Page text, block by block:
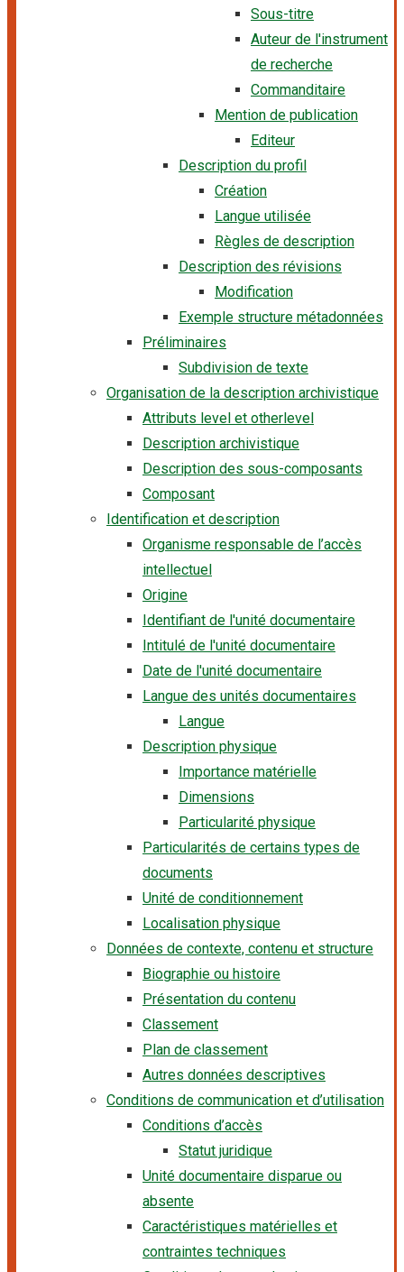
Sous-titre
Auteur de l'instrument
de recherche
Commanditaire
Mention de publication
Editeur
Description du profil
Création
Langue utilisée
Règles de description
Description des révisions
Modification
Exemple structure métadonnées
Préliminaires
Subdivision de texte
Organisation de la description archivistique
Attributs level et otherlevel
Description archivistique
Description des sous-composants
Composant
Identification et description
Organisme responsable de l’accès
intellectuel
Origine
Identifiant de l'unité documentaire
Intitulé de l'unité documentaire
Date de l'unité documentaire
Langue des unités documentaires
Langue
Description physique
Importance matérielle
Dimensions
Particularité physique
Particularités de certains types de
documents
Unité de conditionnement
Localisation physique
Données de contexte, contenu et structure
Biographie ou histoire
Présentation du contenu
Classement
Plan de classement
Autres données descriptives
Conditions de communication et d’utilisation
Conditions d’accès
Statut juridique
Unité documentaire disparue ou
absente
Caractéristiques matérielles et
contraintes techniques